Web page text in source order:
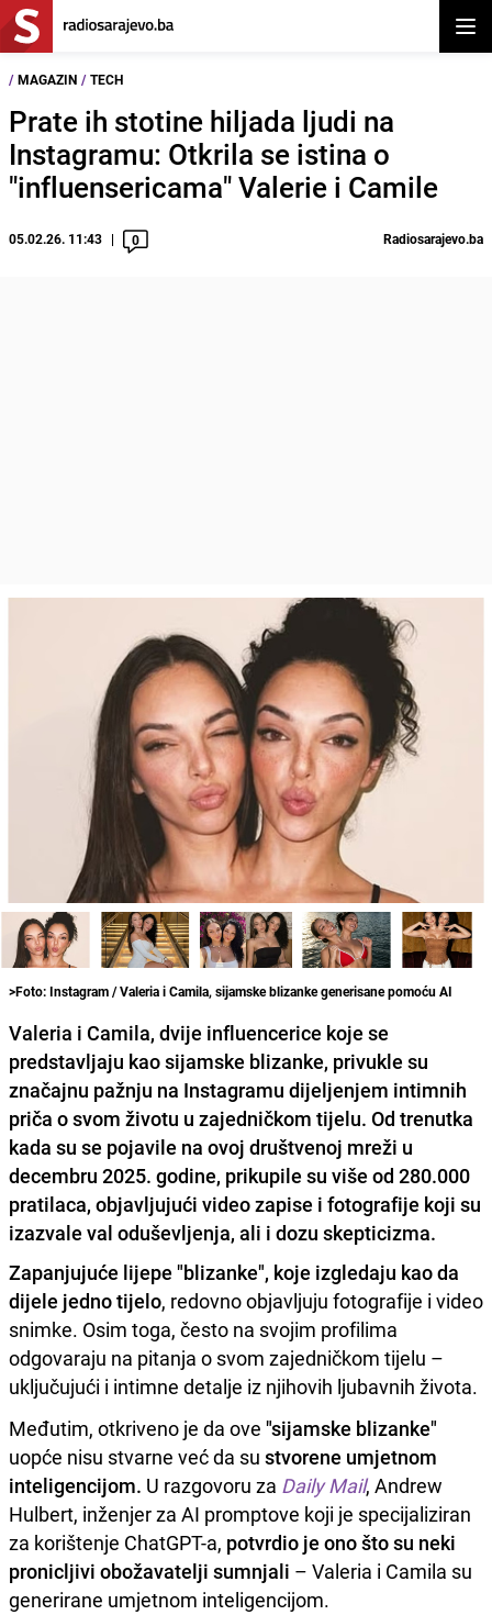
/ MAGAZIN / TECH
Prate ih stotine hiljada ljudi na
Instagramu: Otkrila se istina o
"influensericama" Valerie i Camile
05.02.26. 11:43 0 Radiosarajevo.ba
>Foto: Instagram / Valeria i Camila, sijamske blizanke generisane pomoću AI
Valeria i Camila, dvije influencerice koje se
predstavljaju kao sijamske blizanke, privukle su
značajnu pažnju na Instagramu dijeljenjem intimnih
priča o svom životu u zajedničkom tijelu. Od trenutka
kada su se pojavile na ovoj društvenoj mreži u
decembru 2025. godine, prikupile su više od 280.000
pratilaca, objavljujući video zapise i fotografije koji su
izazvale val oduševljenja, ali i dozu skepticizma.
Zapanjujuće lijepe "blizanke", koje izgledaju kao da
dijele jedno tijelo, redovno objavljuju fotografije i video
snimke. Osim toga, često na svojim profilima
odgovaraju na pitanja o svom zajedničkom tijelu –
uključujući i intimne detalje iz njihovih ljubavnih života.
Međutim, otkriveno je da ove "sijamske blizanke"
uopće nisu stvarne već da su stvorene umjetnom
inteligencijom. U razgovoru za Daily Mail, Andrew
Hulbert, inženjer za AI promptove koji je specijaliziran
za korištenje ChatGPT-a, potvrdio je ono što su neki
pronicljivi obožavatelji sumnjali – Valeria i Camila su
generirane umjetnom inteligencijom.